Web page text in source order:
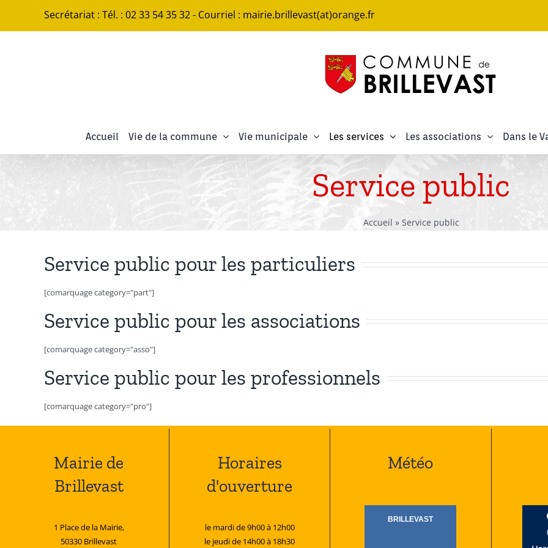
contenu
Secrétariat : Tél. : 02 33 54 35 32 - Courriel : mairie.brillevast(at)orange.fr
Accueil Vie de la commune Vie municipale Les services Les associations Dans le
Service public
Accueil » Service public
Service public pour les particuliers
[comarquage category="part"]
Service public pour les associations
[comarquage category="asso"]
Service public pour les professionnels
[comarquage category="pro"]
Mairie de
Brillevast
1 Place de la Mairie,
50330 Brillevast
Horaires
d'ouverture
le mardi de 9h00 à 12h00
le jeudi de 14h00 à 18h30
Météo